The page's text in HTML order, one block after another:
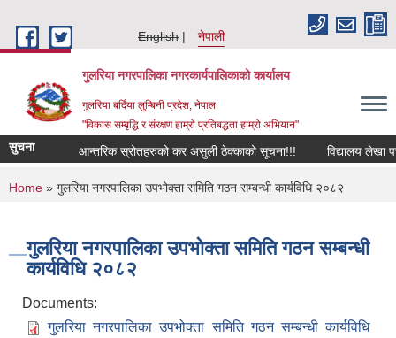
English
नेपाली
गुलरिया नगरपालिका नगरकार्यपालिकाको कार्यालय
गुलरिया बर्दिया लुम्बिनी प्रदेश, नेपाल
"विकास सम्बृद्धि र संरक्षण हाम्रो प्रतिबद्धता हाम्रो अभियान"
सुचना आन्तरिक स्रोतहरुको कर असुली ठेक्काको सूचना!!! विद्यालय लेखा
You are here
Home » गुलरिया नगरपालिका उपभोक्ता समिति गठन सम्बन्धी कार्यविधि २०८२
गुलरिया नगरपालिका उपभोक्ता समिति गठन सम्बन्धी
कार्यविधि २०८२
Documents:
गुलरिया नगरपालिका उपभोक्ता समिति गठन सम्बन्धी कार्यविधि